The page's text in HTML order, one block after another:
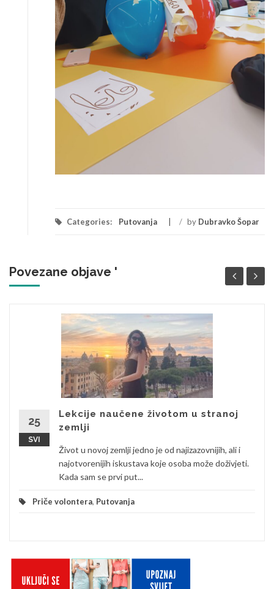
Categories: Putovanja / by Dubravko Šopar
Povezane objave '
25
SVI
Lekcije naučene životom u stranoj
zemlji
Život u novoj zemlji jedno je od najizazovnijih, ali i
najotvorenijih iskustava koje osoba može doživjeti.
Kada sam se prvi put...
Priče volontera, Putovanja